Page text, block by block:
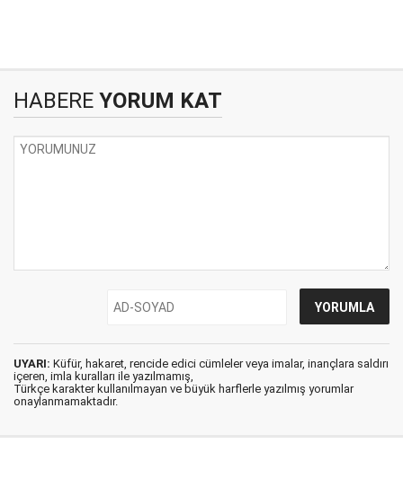
HABERE YORUM KAT
UYARI: Küfür, hakaret, rencide edici cümleler veya imalar, inançlara saldırı
içeren, imla kuralları ile yazılmamış,
Türkçe karakter kullanılmayan ve büyük harflerle yazılmış yorumlar
onaylanmamaktadır.